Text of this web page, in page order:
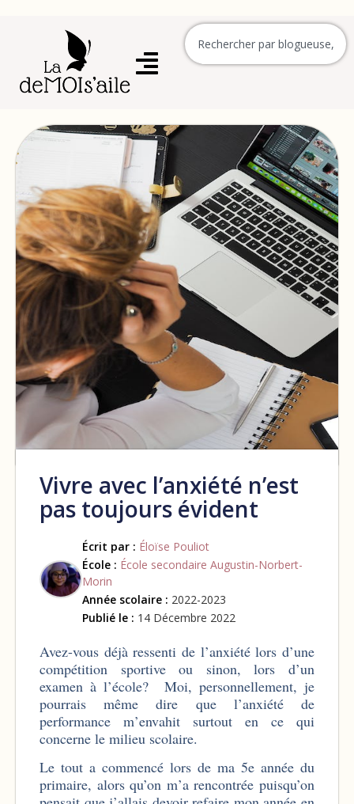
Vivre avec l’anxiété n’est
pas toujours évident
Écrit par : Éloïse Pouliot
École : École secondaire Augustin-Norbert-
Morin
Année scolaire : 2022-2023
Publié le : 14 Décembre 2022
Avez-vous déjà ressenti de l’anxiété lors d’une
compétition sportive ou sinon, lors d’un
examen à l’école? Moi, personnellement, je
pourrais même dire que l’anxiété de
performance m’envahit surtout en ce qui
concerne le milieu scolaire.
Le tout a commencé lors de ma 5e année du
primaire, alors qu’on m’a rencontrée puisqu’on